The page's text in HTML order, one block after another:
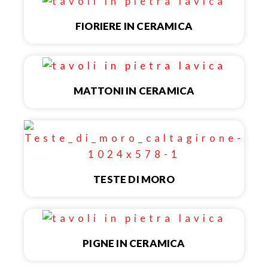
FIORIERE IN CERAMICA
MATTONI IN CERAMICA
TESTE DI MORO
PIGNE IN CERAMICA